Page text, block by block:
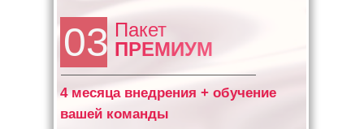
4 месяца внедрения + обучение
вашей команды
03 Пакет
ПРЕМИУМ